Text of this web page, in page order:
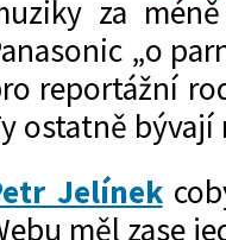
za
„o
reportážní
ostatně
Jelínek
měl zase